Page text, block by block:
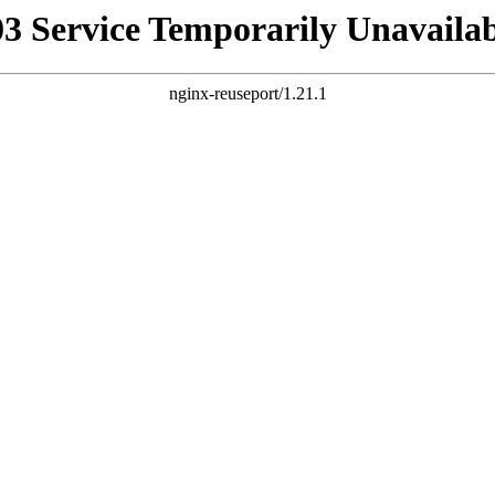
Service Temporarily
nginx-reuseport/1.21.1